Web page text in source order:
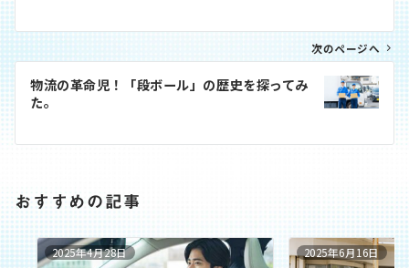
ゲ
ン
次のページへ
物流の革命児！「段ボール」の歴史を探ってみ
た。
おすすめの記事
2025年4月28日 2025年6月16日